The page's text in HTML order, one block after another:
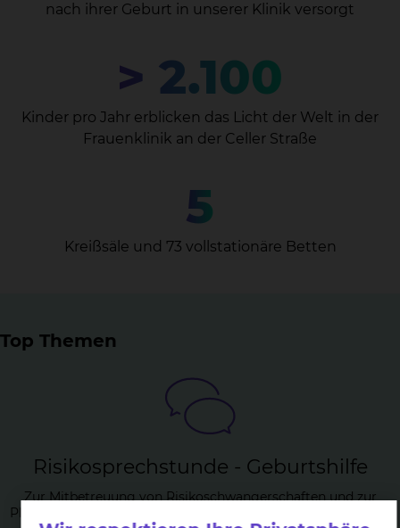
nach ihrer Geburt in unserer Klinik versorgt
> 2.100
Kinder pro Jahr erblicken das Licht der Welt in der
Frauenklinik an der Celler Straße
5
Kreißsäle und 73 vollstationäre Betten
Top Themen
Ri­si­ko­sprech­stun­de - Ge­burts­hil­fe
Zur Mitbetreuung von Risikoschwangerschaften und zur
Planung einer Risikogeburt oder eines Kaiserschnittes bieten